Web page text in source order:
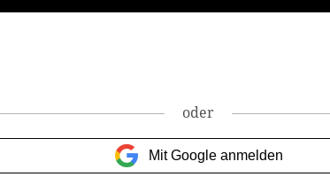
oder
Mit Google anmelden